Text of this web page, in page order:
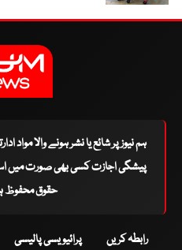
ہم نیوز پر شائع یا نشر ہونے والا مواد
پیشگی اجازت کسی بھی صورت میں
حقوق محفوظ ہیں
رابطہ کریں پرائیویسی پالیسی